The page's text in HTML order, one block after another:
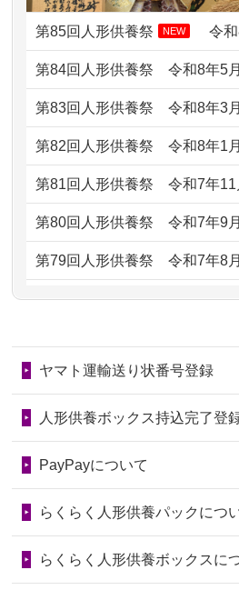
がとう。
2026/07/05しっかりとお人形
ただけると...
2026/06/30 長年大事にしてき
していただ...
2026/06/29ガラスケースのま
子どもの頃、妹と
ました。お...
ので、お願...
2026/06/28以前和人形やぬい
いたことが...
の回りの物...
2026/06/28人形たちに これま
2026/06/24今は亡き両親が孫
どうなってるのですか？
2024/01/13会社のようですが
供養が終わったお
るのですか？
しょうか？
2024/01/04ガラスケースは外
第85回人形供養祭 NEW 令
第84回人形供養祭令和8年5
第83回人形供養祭令和8年3
第82回人形供養祭令和8年1
第81回人形供養祭令和7年
第80回人形供養祭令和7年9
第79回人形供養祭令和7年8
第78回人形供養祭令和7年6
第76回人形供養祭令和7年2
第75回人形供養祭令和7年1
第73回人形供養祭令和6年
第71回人形供養祭令和6年8
ヤマト運輸送り状番号登録
人形供養ボックス持込完了登
PayPayについて
らくらく人形供養パックにつ
らくらく人形供養ボックスに